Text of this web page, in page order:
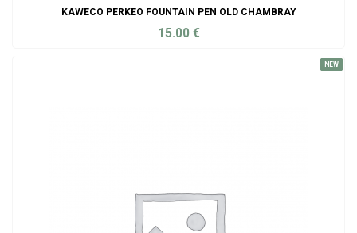
KAWECO PERKEO FOUNTAIN PEN OLD CHAMBRAY
15.00 €
NEW